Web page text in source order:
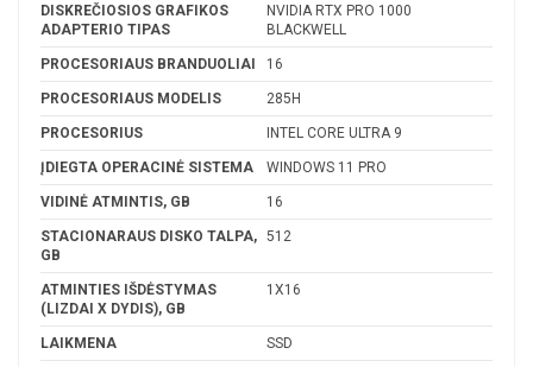
DISKREČIOSIOS GRAFIKOS
ADAPTERIO TIPAS
NVIDIA RTX PRO 1000
BLACKWELL
PROCESORIAUS BRANDUOLIAI 16
PROCESORIAUS MODELIS 285H
PROCESORIUS INTEL CORE ULTRA 9
ĮDIEGTA OPERACINĖ SISTEMA WINDOWS 11 PRO
VIDINĖ ATMINTIS, GB 16
STACIONARAUS DISKO TALPA,
GB
512
ATMINTIES IŠDĖSTYMAS
(LIZDAI X DYDIS), GB
1X16
LAIKMENA SSD